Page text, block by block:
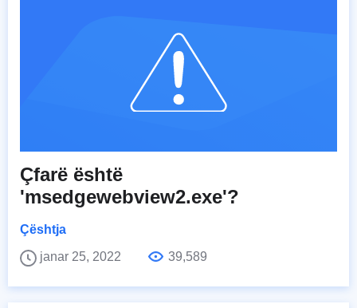
Çfarë është
'msedgewebview2.exe'?
Çështja
janar 25, 2022
39,589